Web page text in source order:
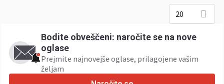
20
Bodite obveščeni: naročite se na nove
oglase
Prejmite najnovejše oglase, prilagojene vašim
željam